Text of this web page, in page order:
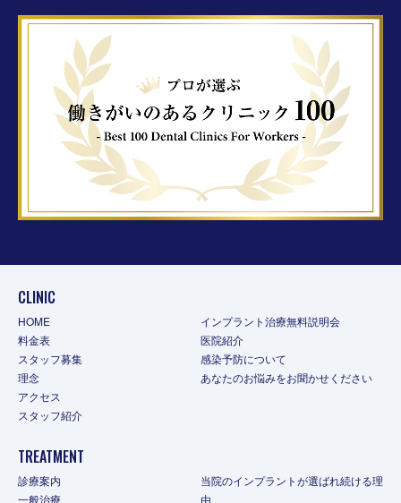
CLINIC
HOME
料金表
スタッフ募集
理念
アクセス
スタッフ紹介
インプラント治療無料説明会
医院紹介
感染予防について
あなたのお悩みをお聞かせください
TREATMENT
診療案内
一般治療
当院のインプラントが選ばれ続ける理
由